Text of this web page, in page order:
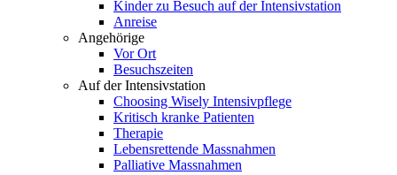
Kinder zu Besuch auf der Intensivstation
Anreise
Angehörige
Vor Ort
Besuchszeiten
Auf der Intensivstation
Choosing Wisely Intensivpflege
Kritisch kranke Patienten
Therapie
Lebensrettende Massnahmen
Palliative Massnahmen